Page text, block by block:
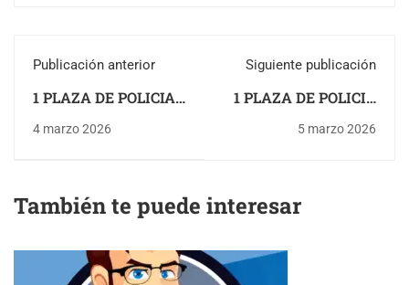
Publicación anterior
1 PLAZA DE POLICIA
LOCAL EN TABERNAS
4 marzo 2026
Siguiente publicación
1 PLAZA DE POLICIA
LOCAL EN ALHENDIN
5 marzo 2026
También te puede interesar